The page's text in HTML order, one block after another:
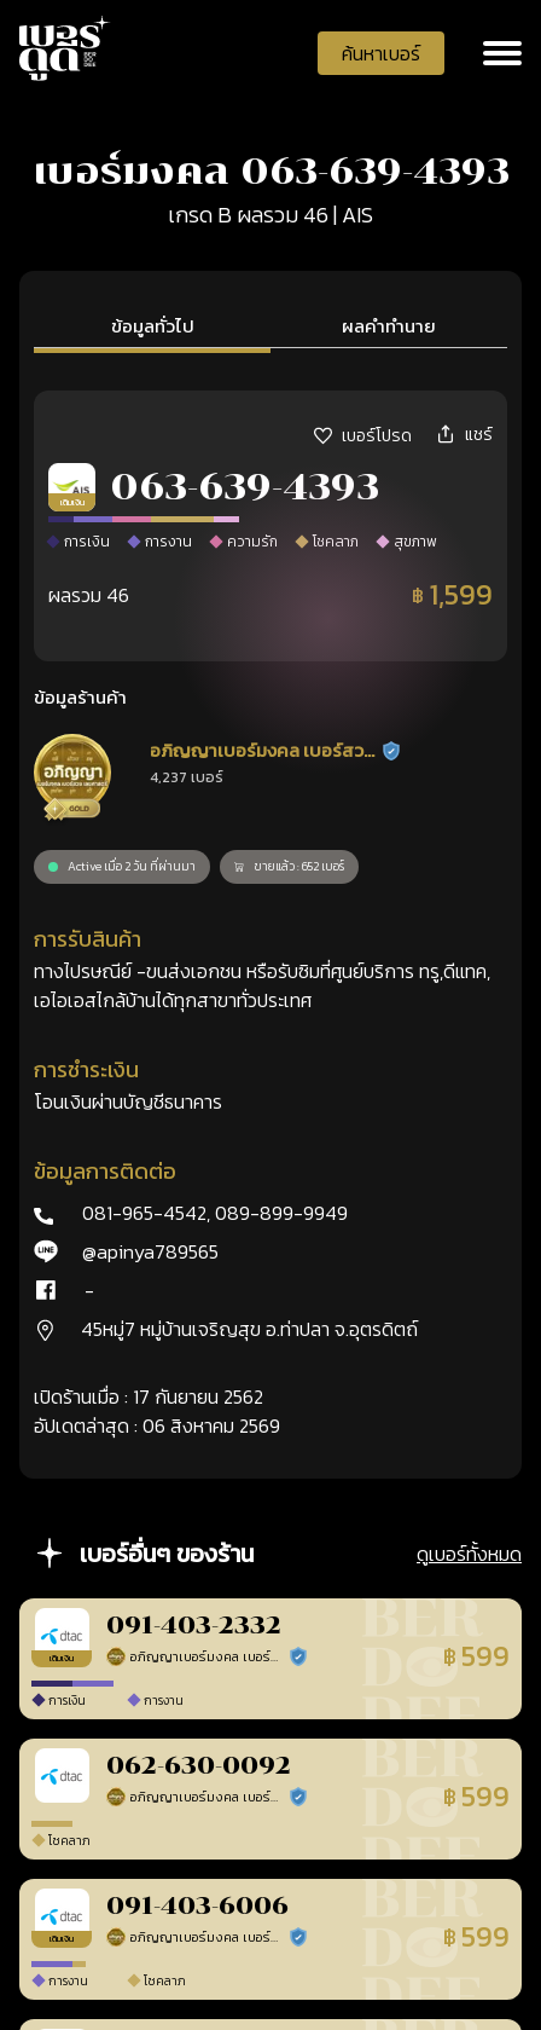
ค้นหาเบอร์
เบอร์มงคล 063-639-4393
เกรด B ผลรวม 46 | AIS
ข้อมูลทั่วไป ผลคำทำนาย
เบอร์โปรด แชร์
เติมเงิน 063-639-4393
การเงิน การงาน ความรัก โชคลาภ สุขภาพ
ผลรวม 46 ฿ 1,599
ข้อมูลร้านค้า
อภิญญาเบอร์มงคล เบอร์สวย
เลขศาสตร์
ร้านยืนยันแล้ว
4,237 เบอร์
Active เมื่อ 2 วัน ที่ผ่านมา ขายแล้ว : 652 เบอร์
การรับสินค้า
ทางไปรษณีย์ -ขนส่งเอกชน หรือรับซิมที่ศูนย์บริการ ทรู,ดีแทค,
เอไอเอสไกล้บ้านได้ทุกสาขาทั่วประเทศ
การชำระเงิน
โอนเงินผ่านบัญชีธนาคาร
ข้อมูลการติดต่อ
081-965-4542,089-899-9949
@apinya789565
-
45หมู่7 หมู่บ้านเจริญสุข อ.ท่าปลา จ.อุตรดิตถ์
เปิดร้านเมื่อ : 17 กันยายน 2562
อัปเดตล่าสุด : 06 สิงหาคม 2569
เบอร์อื่นๆ ของร้าน ดูเบอร์ทั้งหมด
เติมเงิน
091-403-2332
อภิญญาเบอร์มงคล เบอร์สวยเลขศาสตร์ ร้านยืนยันแล้ว ฿ 599
การเงิน การงาน
062-630-0092
อภิญญาเบอร์มงคล เบอร์สวยเลขศาสตร์ ร้านยืนยันแล้ว ฿ 599
โชคลาภ
เติมเงิน
091-403-6006
อภิญญาเบอร์มงคล เบอร์สวยเลขศาสตร์ ร้านยืนยันแล้ว ฿ 599
การงาน โชคลาภ